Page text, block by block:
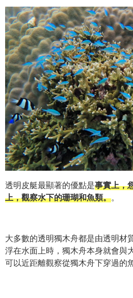
透明皮艇最顯著的優點是事實上，
上，觀察水下的珊瑚和魚類。。
大多數的透明獨木舟都是由透明材
浮在水面上時，獨木舟本身就會與
可以近距離觀察從獨木舟下穿過的魚